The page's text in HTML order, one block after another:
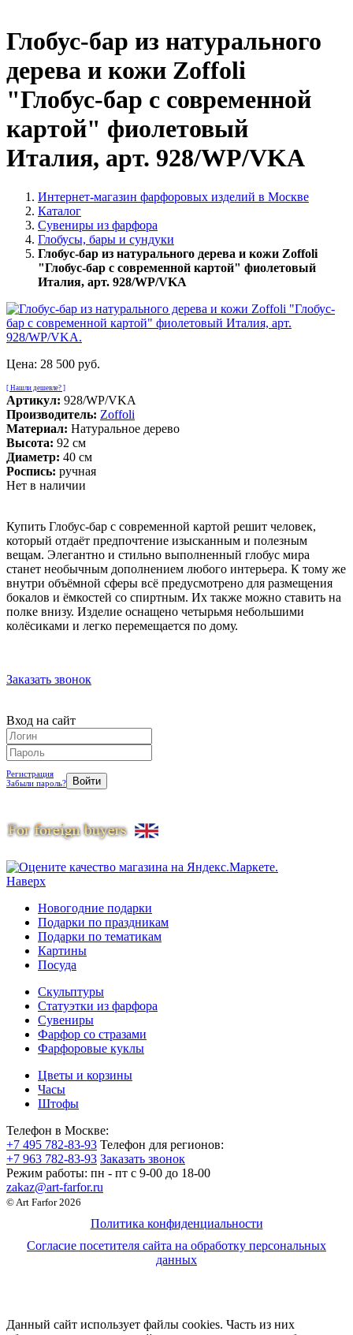
Глобус-бар из натурального
дерева и кожи Zoffoli
"Глобус-бар с современной
картой" фиолетовый
Италия, арт. 928/WP/VKA
Интернет-магазин фарфоровых изделий в Москве
Каталог
Сувениры из фарфора
Глобусы, бары и сундуки
Глобус-бар из натурального дерева и кожи Zoffoli
"Глобус-бар с современной картой" фиолетовый
Италия, арт. 928/WP/VKA
Цена: 28 500 руб.
[ Нашли дешевле? ]
Артикул: 928/WP/VKA
Производитель: Zoffoli
Материал: Натуральное дерево
Высота: 92 см
Диаметр: 40 см
Роспись: ручная
Нет в наличии
Купить Глобус-бар с современной картой решит человек,
который отдаёт предпочтение изысканным и полезным
вещам. Элегантно и стильно выполненный глобус мира
станет необычным дополнением любого интерьера. К тому же
внутри объёмной сферы всё предусмотрено для размещения
бокалов и ёмкостей со спиртным. Их также можно ставить на
полке внизу. Изделие оснащено четырьмя небольшими
колёсиками и легко перемещается по дому.
Заказать звонок
Вход на сайт
Регистрация
Забыли пароль?
Наверх
Новогодние подарки
Подарки по праздникам
Подарки по тематикам
Картины
Посуда
Скульптуры
Статуэтки из фарфора
Сувениры
Фарфор со стразами
Фарфоровые куклы
Цветы и корзины
Часы
Штофы
Телефон в Москве:
+7 495 782-83-93 Телефон для регионов:
+7 963 782-83-93 Заказать звонок
Режим работы: пн - пт c 9-00 до 18-00
zakaz@art-farfor.ru
© Art Farfor 2026
Политика конфиденциальности
Согласие посетителя сайта на обработку персональных
данных
Данный сайт использует файлы cookies. Часть из них